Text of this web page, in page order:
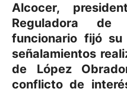
Alcocer,
Reguladora
funcionario fijó
señalamientos
de López
conflicto de